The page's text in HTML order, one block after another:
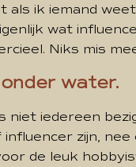
als ik iemand
wat
Niks mis
water.
niet iedereen
zijn, nee
de leuk